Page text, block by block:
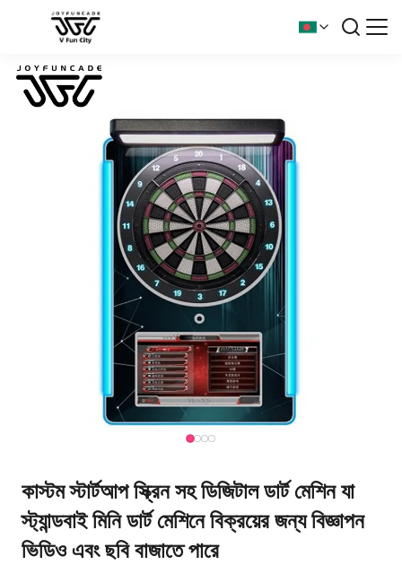
কাস্টম স্টার্টআপ স্ক্রিন সহ ডিজিটাল ডার্ট মেশিন যা
স্ট্যান্ডবাই মিনি ডার্ট মেশিনে বিক্রয়ের জন্য বিজ্ঞাপন
ভিডিও এবং ছবি বাজাতে পারে